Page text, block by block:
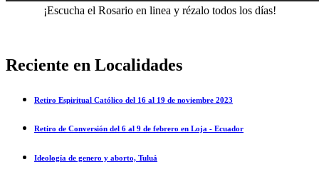
¡Escucha el Rosario en linea y rézalo todos los días!
Reciente en Localidades
Retiro Espiritual Católico del 16 al 19 de noviembre 2023
Retiro de Conversión del 6 al 9 de febrero en Loja - Ecuador
Ideología de genero y aborto, Tuluá